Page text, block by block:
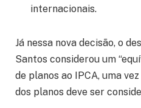
internacionais.
Já nessa nova decisão, o
Santos considerou um
de planos ao IPCA, uma
dos planos deve ser